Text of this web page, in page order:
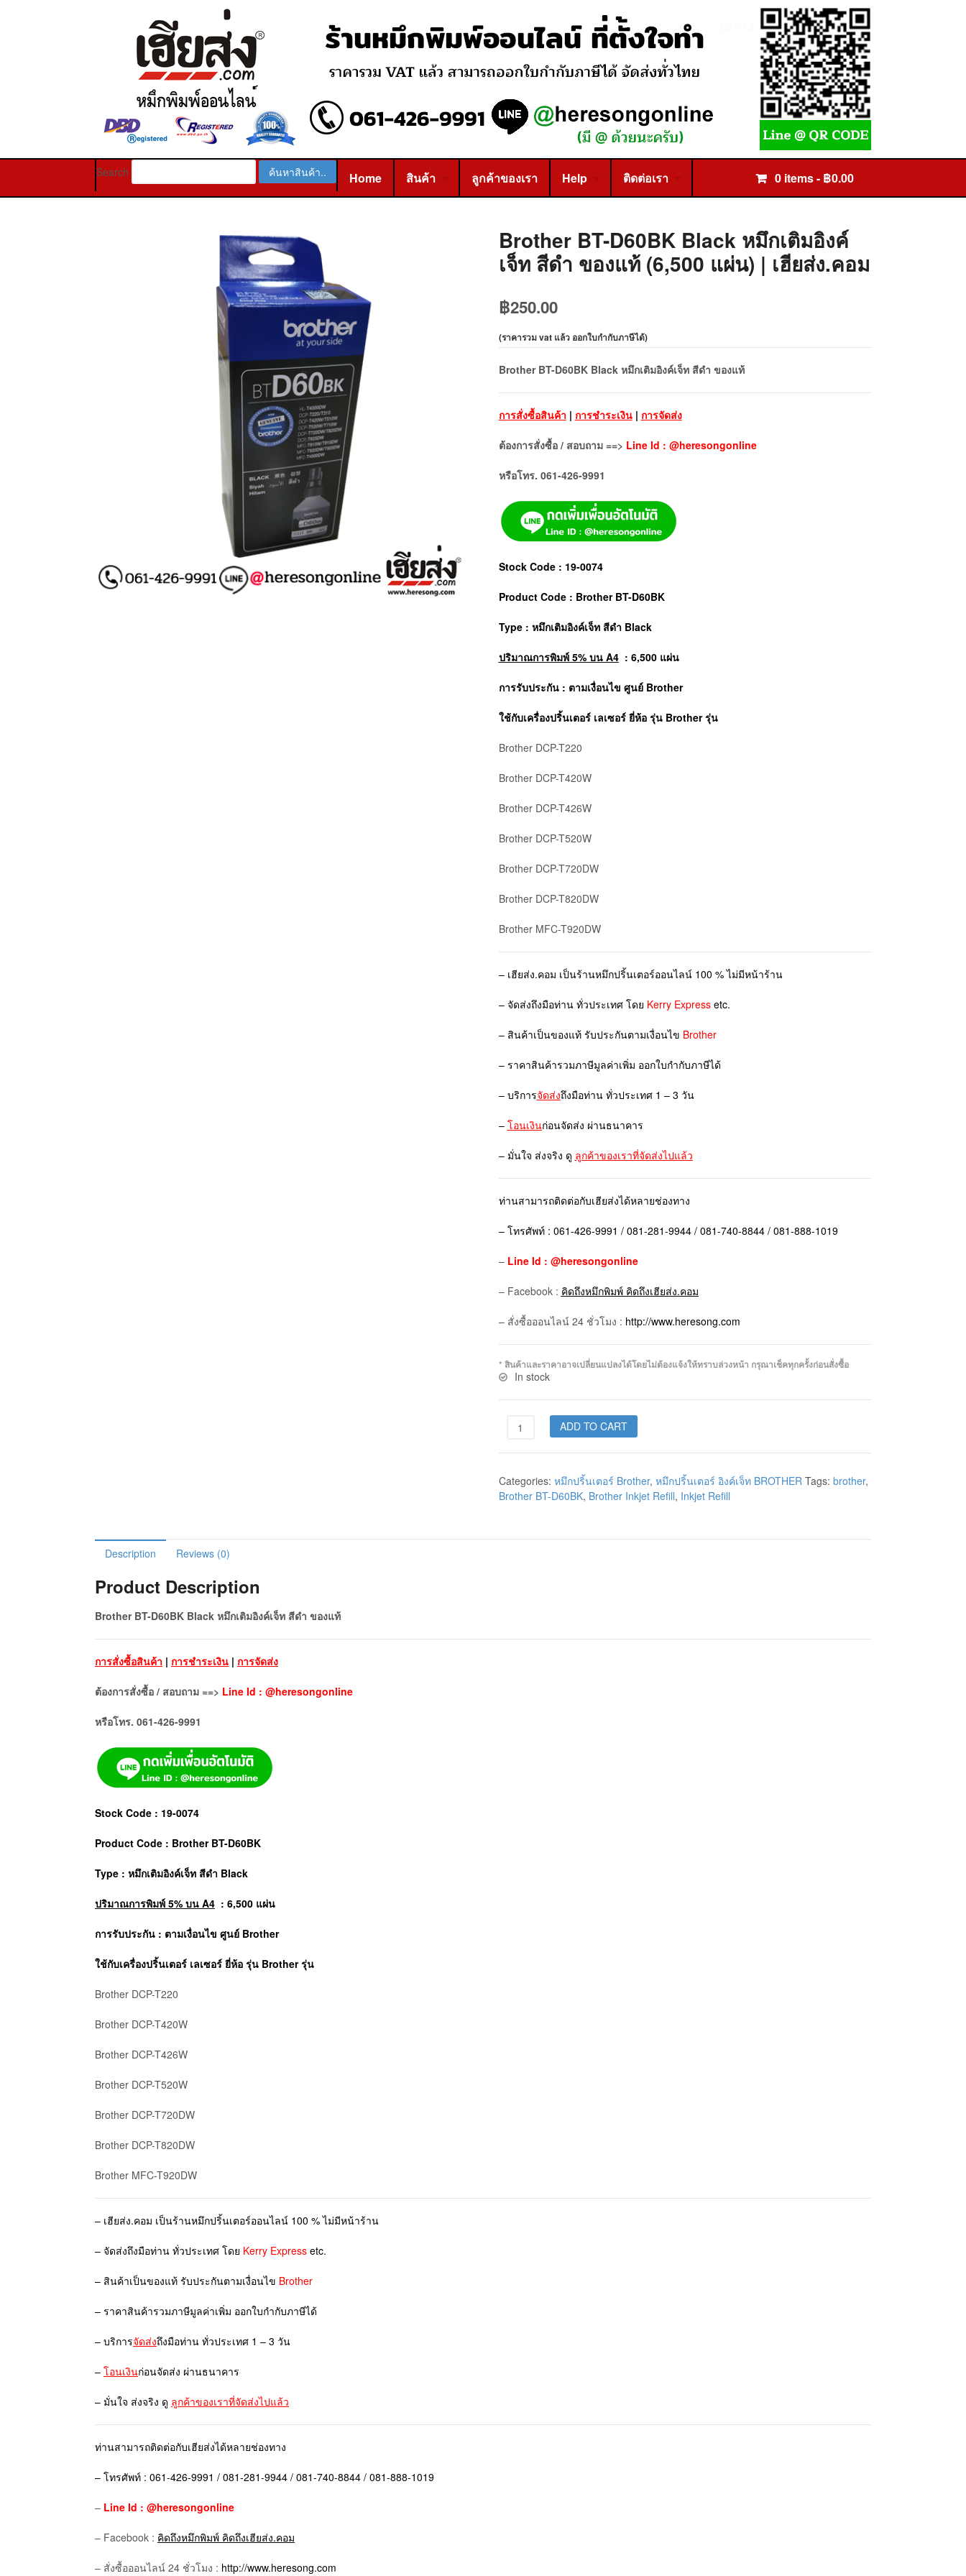
Search Home สินค้า ลูกค้าของเรา Help ติดต่อเรา 0 items - ฿0.00
Brother BT-D60BK Black หมึกเติมอิงค์
เจ็ท สีดำ ของแท้ (6,500 แผ่น) | เฮียส่ง.คอม
฿250.00
(ราคารวม vat แล้ว ออกใบกำกับภาษีได้)
Brother BT-D60BK Black หมึกเติมอิงค์เจ็ท สีดำ ของแท้
การสั่งซื้อสินค้า | การชำระเงิน| การจัดส่ง
ต้องการสั่งซื้อ / สอบถาม ==> Line Id : @heresongonline
หรือโทร. 061-426-9991
Stock Code : 19-0074
Product Code : Brother BT-D60BK
Type : หมึกเติมอิงค์เจ็ท สีดำ Black
ปริมาณการพิมพ์ 5% บน A4: 6,500 แผ่น
การรับประกัน : ตามเงื่อนไข ศูนย์ Brother
ใช้กับเครื่องปริ้นเตอร์ เลเซอร์ ยี่ห้อ รุ่น Brother รุ่น
Brother DCP-T220
Brother DCP-T420W
Brother DCP-T426W
Brother DCP-T520W
Brother DCP-T720DW
Brother DCP-T820DW
Brother MFC-T920DW
– เฮียส่ง.คอม เป็นร้านหมึกปริ้นเตอร์ออนไลน์ 100 % ไม่มีหน้าร้าน
– จัดส่งถึงมือท่าน ทั่วประเทศ โดย Kerry Expressetc.
– สินค้าเป็นของแท้ รับประกันตามเงื่อนไข Brother
– ราคาสินค้ารวมภาษีมูลค่าเพิ่ม ออกใบกำกับภาษีได้
– บริการจัดส่งถึงมือท่าน ทั่วประเทศ 1 – 3 วัน
– โอนเงินก่อนจัดส่ง ผ่านธนาคาร
– มั่นใจ ส่งจริง ดู ลูกค้าของเราที่จัดส่งไปแล้ว
ท่านสามารถติดต่อกับเฮียส่งได้หลายช่องทาง
– โทรศัพท์ : 061-426-9991 / 081-281-9944 / 081-740-8844 / 081-888-1019
– Line Id : @heresongonline
– Facebook : คิดถึงหมึกพิมพ์ คิดถึงเฮียส่ง.คอม
– สั่งซื้อออนไลน์ 24 ชั่วโมง : http://www.heresong.com
* สินค้าและราคาอาจเปลี่ยนแปลงได้โดยไม่ต้องแจ้งให้ทราบล่วงหน้า กรุณาเช็คทุกครั้งก่อนสั่งซื้อ
In stock
ADD TO CART
Categories: หมึกปริ้นเตอร์ Brother, หมึกปริ้นเตอร์ อิงค์เจ็ท BROTHER Tags: brother,
Brother BT-D60BK, Brother Inkjet Refill, Inkjet Refill
Description Reviews (0)
Product Description
Brother BT-D60BK Black หมึกเติมอิงค์เจ็ท สีดำ ของแท้
การสั่งซื้อสินค้า | การชำระเงิน | การจัดส่ง
ต้องการสั่งซื้อ / สอบถาม ==> Line Id : @heresongonline
หรือโทร. 061-426-9991
Stock Code : 19-0074
Product Code : Brother BT-D60BK
Type : หมึกเติมอิงค์เจ็ท สีดำ Black
ปริมาณการพิมพ์ 5% บน A4 : 6,500 แผ่น
การรับประกัน : ตามเงื่อนไข ศูนย์ Brother
ใช้กับเครื่องปริ้นเตอร์ เลเซอร์ ยี่ห้อ รุ่น Brother รุ่น
Brother DCP-T220
Brother DCP-T420W
Brother DCP-T426W
Brother DCP-T520W
Brother DCP-T720DW
Brother DCP-T820DW
Brother MFC-T920DW
– เฮียส่ง.คอม เป็นร้านหมึกปริ้นเตอร์ออนไลน์ 100 % ไม่มีหน้าร้าน
– จัดส่งถึงมือท่าน ทั่วประเทศ โดย Kerry Express etc.
– สินค้าเป็นของแท้ รับประกันตามเงื่อนไข Brother
– ราคาสินค้ารวมภาษีมูลค่าเพิ่ม ออกใบกำกับภาษีได้
– บริการจัดส่งถึงมือท่าน ทั่วประเทศ 1 – 3 วัน
– โอนเงินก่อนจัดส่ง ผ่านธนาคาร
– มั่นใจ ส่งจริง ดู ลูกค้าของเราที่จัดส่งไปแล้ว
ท่านสามารถติดต่อกับเฮียส่งได้หลายช่องทาง
– โทรศัพท์ : 061-426-9991 / 081-281-9944 / 081-740-8844 / 081-888-1019
– Line Id : @heresongonline
– Facebook : คิดถึงหมึกพิมพ์ คิดถึงเฮียส่ง.คอม
– สั่งซื้อออนไลน์ 24 ชั่วโมง : http://www.heresong.com